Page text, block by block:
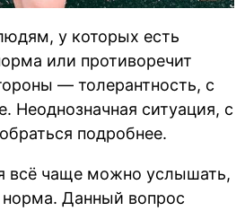
у которых есть
или противоречит
— толерантность, с
Неоднозначная ситуация, с
подробнее.
всё чаще можно услышать,
норма. Данный вопрос